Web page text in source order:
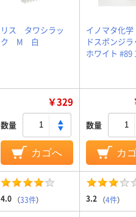
リス タワシラッ
ク M 白
イノマタ化学
ドスポンジ
ホワイト #89
￥329
数量
カゴへ
数量
カ
4.0 （33件） 3.2 （4件）